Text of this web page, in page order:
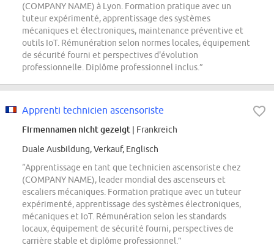
(COMPANY NAME) à Lyon. Formation pratique avec un
tuteur expérimenté, apprentissage des systèmes
mécaniques et électroniques, maintenance préventive et
outils IoT. Rémunération selon normes locales, équipement
de sécurité fourni et perspectives d'évolution
professionnelle. Diplôme professionnel inclus.”
Apprenti technicien ascensoriste
Firmennamen nicht gezeigt | Frankreich
Duale Ausbildung, Verkauf, Englisch
“Apprentissage en tant que technicien ascensoriste chez
(COMPANY NAME), leader mondial des ascenseurs et
escaliers mécaniques. Formation pratique avec un tuteur
expérimenté, apprentissage des systèmes électroniques,
mécaniques et IoT. Rémunération selon les standards
locaux, équipement de sécurité fourni, perspectives de
carrière stable et diplôme professionnel.”